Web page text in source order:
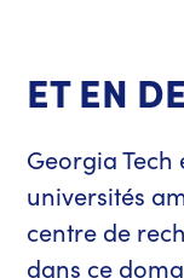
ET EN
Georgia Tech
universités
centre de
dans ce